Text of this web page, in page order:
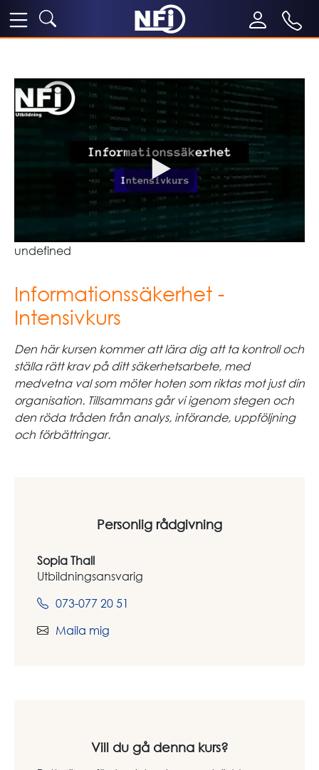
undefined
Informationssäkerhet -
Intensivkurs
Den här kursen kommer att lära dig att ta kontroll och
ställa rätt krav på ditt säkerhetsarbete, med
medvetna val som möter hoten som riktas mot just din
organisation. Tillsammans går vi igenom stegen och
den röda tråden från analys, införande, uppföljning
och förbättringar.
Personlig rådgivning
Sopia Thall
Utbildningsansvarig
073-077 20 51
Maila mig
Vill du gå denna kurs?